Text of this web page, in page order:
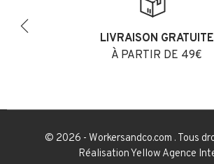
LIVRAISON GRATUITE
À PARTIR DE 49€
© 2026 - Workersandco.com . Tous
RéalisationYellow Agence